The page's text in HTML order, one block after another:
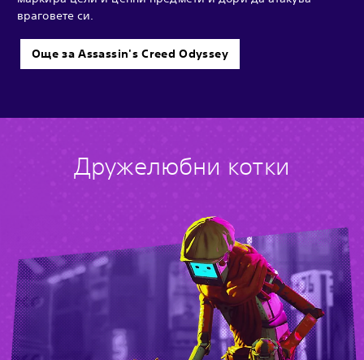
враговете си.
Още за Assassin's Creed Odyssey
Дружелюбни котки